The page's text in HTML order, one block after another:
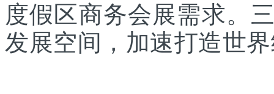
度假区商务会展需求。
发展空间，加速打造世